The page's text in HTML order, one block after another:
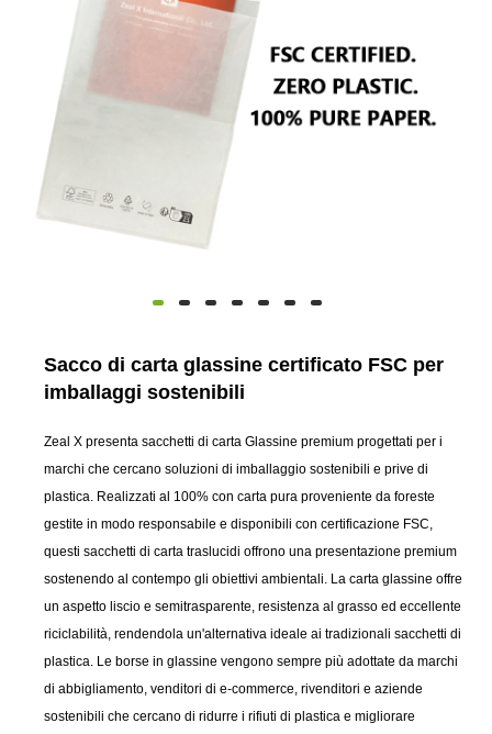
Sacco di carta glassine certificato FSC per
imballaggi sostenibili
Zeal X presenta sacchetti di carta Glassine premium progettati per i
marchi che cercano soluzioni di imballaggio sostenibili e prive di
plastica. Realizzati al 100% con carta pura proveniente da foreste
gestite in modo responsabile e disponibili con certificazione FSC,
questi sacchetti di carta traslucidi offrono una presentazione premium
sostenendo al contempo gli obiettivi ambientali. La carta glassine offre
un aspetto liscio e semitrasparente, resistenza al grasso ed eccellente
riciclabilità, rendendola un'alternativa ideale ai tradizionali sacchetti di
plastica. Le borse in glassine vengono sempre più adottate da marchi
di abbigliamento, venditori di e-commerce, rivenditori e aziende
sostenibili che cercano di ridurre i rifiuti di plastica e migliorare